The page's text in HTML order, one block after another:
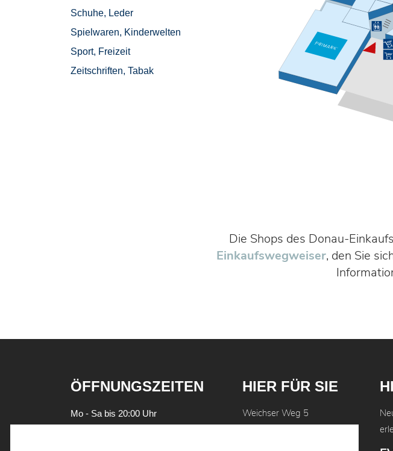
Schuhe, Leder
Spielwaren, Kinderwelten
Sport, Freizeit
Zeitschriften, Tabak
Die Shops des Donau-
Einkaufswegweiser, den Sie
ÖFFNUNGSZEITEN
Mo - Sa bis 20:00 Uhr
HIER FÜR SIE
Weichser Weg 5